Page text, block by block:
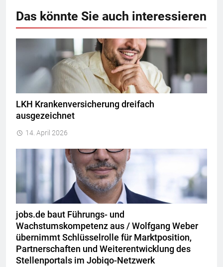
Das könnte Sie auch interessieren
LKH Krankenversicherung dreifach
ausgezeichnet
14. April 2026
jobs.de baut Führungs- und
Wachstumskompetenz aus / Wolfgang Weber
übernimmt Schlüsselrolle für Marktposition,
Partnerschaften und Weiterentwicklung des
Stellenportals im Jobiqo-Netzwerk